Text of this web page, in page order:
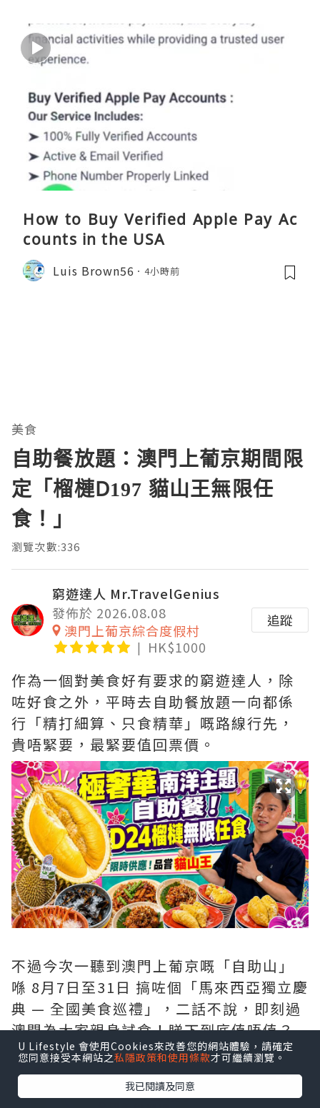
How to Buy Verified Apple Pay Ac
counts in the USA
Luis Brown56 4小時前
美食
自助餐放題：澳門上葡京期間限
定「榴槤D197 貓山王無限任
食！」
瀏覽次數:336
窮遊達人 Mr.TravelGenius
發佈於 2026.08.08
澳門上葡京綜合度假村
HK$1000
追蹤
作為一個對美食好有要求的窮遊達人，除
咗好食之外，平時去自助餐放題一向都係
行「精打細算、只食精華」嘅路線行先，
貴唔緊要，最緊要值回票價。
不過今次一聽到澳門上葡京嘅「自助山」
喺 8月7日至31日 搞咗個「馬來西亞獨立慶
典 — 全國美食巡禮」，二話不說，即刻過
澳門為大家親身試食！睇下到底值唔值？
U Lifestyle 會使用Cookies來改善您的網站體驗，請確定
您同意接受本網站之私隱政策和使用條款才可繼續瀏覽。
我已閱讀及同意